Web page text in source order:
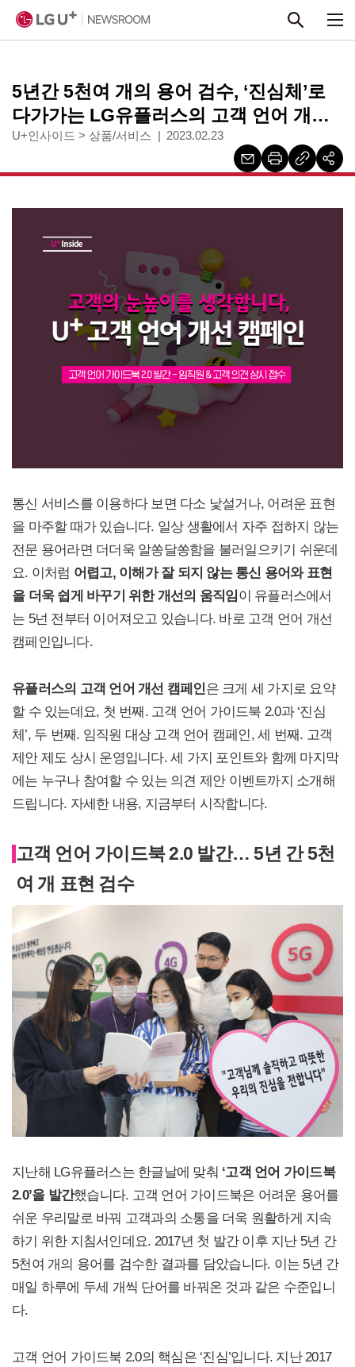
5년간 5천여 개의 용어 검수, ‘진심체’로
다가가는 LG유플러스의 고객 언어 개선
캠페인을 소개합니다
U+인사이드 > 상품/서비스 2023.02.23
통신 서비스를 이용하다 보면 다소 낯설거나, 어려운 표현
을 마주할 때가 있습니다. 일상 생활에서 자주 접하지 않는
전문 용어라면 더더욱 알쏭달쏭함을 불러일으키기 쉬운데
요. 이처럼 어렵고, 이해가 잘 되지 않는 통신 용어와 표현
을 더욱 쉽게 바꾸기 위한 개선의 움직임이 유플러스에서
는 5넌 전부터 이어져오고 있습니다. 바로 고객 언어 개선
캠페인입니다.
유플러스의 고객 언어 개선 캠페인은 크게 세 가지로 요약
할 수 있는데요, 첫 번째. 고객 언어 가이드북 2.0과 ‘진심
체’, 두 번째. 임직원 대상 고객 언어 캠페인, 세 번째. 고객
제안 제도 상시 운영입니다. 세 가지 포인트와 함께 마지막
에는 누구나 참여할 수 있는 의견 제안 이벤트까지 소개해
드립니다. 자세한 내용, 지금부터 시작합니다.
고객 언어 가이드북 2.0 발간… 5년 간 5천
여 개 표현 검수
지난해 LG유플러스는 한글날에 맞춰 ‘고객 언어 가이드북
2.0’을 발간했습니다. 고객 언어 가이드북은 어려운 용어를
쉬운 우리말로 바꿔 고객과의 소통을 더욱 원활하게 지속
하기 위한 지침서인데요. 2017년 첫 발간 이후 지난 5년 간
5천여 개의 용어를 검수한 결과를 담았습니다. 이는 5년 간
매일 하루에 두세 개씩 단어를 바꿔온 것과 같은 수준입니
다.
고객 언어 가이드북 2.0의 핵심은 ‘진심’입니다. 지난 2017